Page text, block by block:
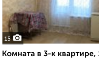
15
Комната в 3-к